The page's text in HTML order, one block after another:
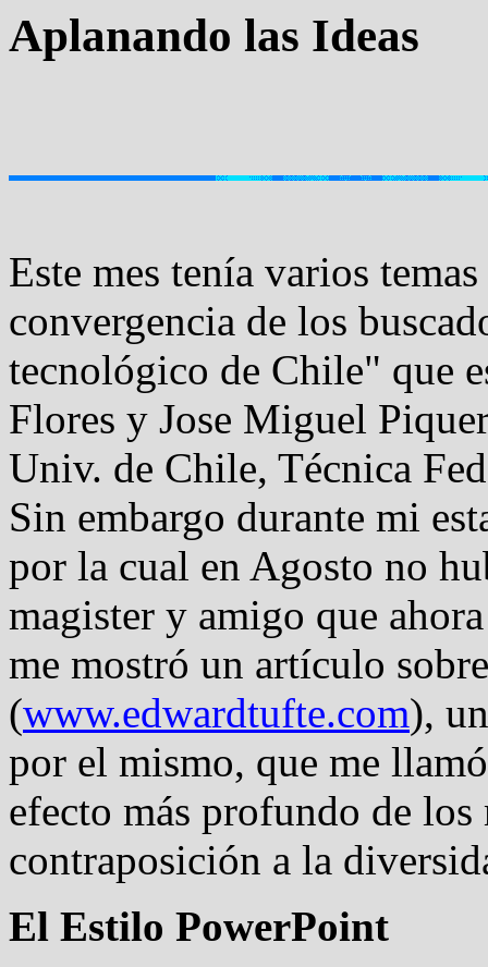
Aplanando las Ideas
Este mes tenía varios
convergencia de los
tecnológico de Chile" que
Flores y Jose Miguel
Univ. de Chile, Técnica
Sin embargo durante mi
por la cual en Agosto no
magister y amigo que
me mostró un artículo
(www.edwardtufte.com),
por el mismo, que me
efecto más profundo de
contraposición a la
El Estilo PowerPoint